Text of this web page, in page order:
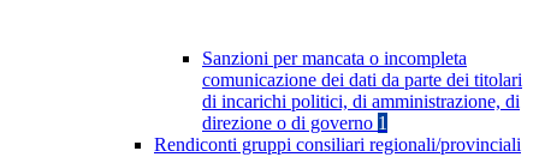
Sanzioni per mancata o incompleta
comunicazione dei dati da parte dei titolari
di incarichi politici, di amministrazione, di
direzione o di governo 1
Rendiconti gruppi consiliari regionali/provinciali